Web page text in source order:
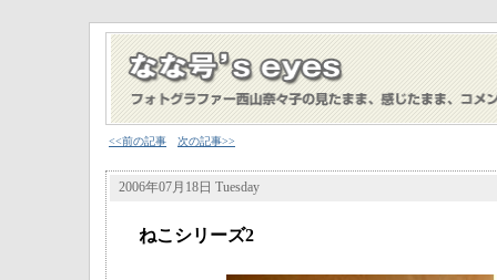
<<前の記事 次の記事>>
2006年07月18日 Tuesday
ねこシリーズ2